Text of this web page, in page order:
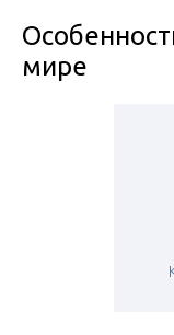
мире